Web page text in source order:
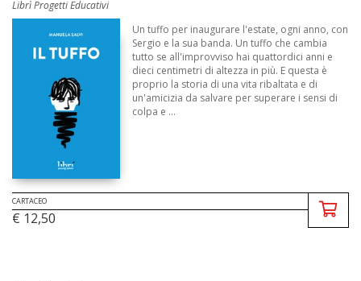
Librì Progetti Educativi
Un tuffo per inaugurare l'estate, ogni anno, con
Sergio e la sua banda. Un tuffo che cambia
tutto se all'improvviso hai quattordici anni e
dieci centimetri di altezza in più. E questa è
proprio la storia di una vita ribaltata e di
un'amicizia da salvare per superare i sensi di
colpa e ...
CARTACEO
€ 12,50